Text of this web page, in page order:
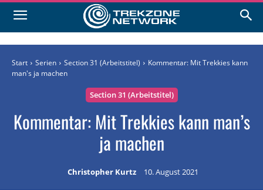
Start Serien Section 31 (Arbeitstitel)
Kommentar: Mit Trekkies kann
man's ja machen
Section 31 (Arbeitstitel)
Kommentar: Mit Trekkies kann man’s
ja machen
Christopher Kurtz 10. August 2021